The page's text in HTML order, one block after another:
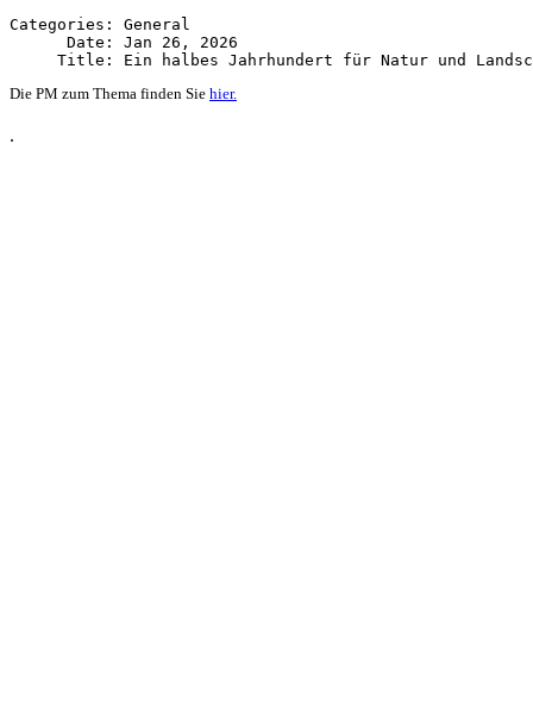
Categories: General
      Date: Jan 26, 2026
Die PM zum Thema finden Sie hier.
.